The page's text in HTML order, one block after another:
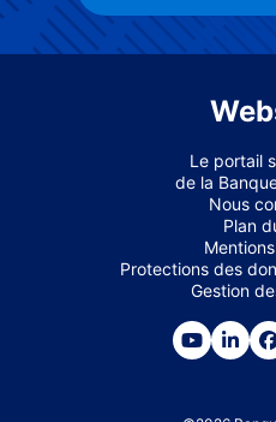
Le portail
de la
Nous
Plan
Protections des
Gestion